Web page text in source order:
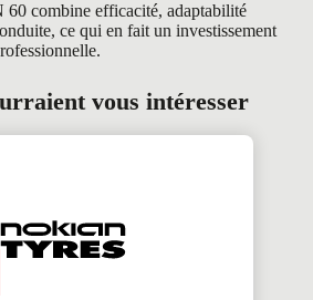
combine efficacité, adaptabilité
ce qui en fait un investissement
vous intéresser